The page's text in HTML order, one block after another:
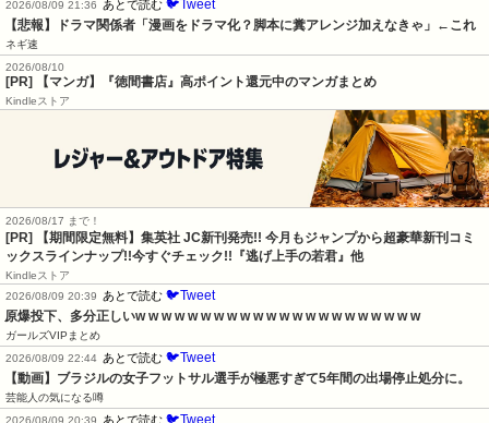
2026/08/09 21:36
あとで読む 🐦Tweet
【悲報】ドラマ関係者「漫画をドラマ化？脚本に糞アレンジ加えなきゃ」←これ
ネギ速
2026/08/10
[PR] 【マンガ】『徳間書店』高ポイント還元中のマンガまとめ
Kindleストア
2026/08/17 まで！
[PR] 【期間限定無料】集英社 JC新刊発売!! 今月もジャンプから超豪華新刊コミ
ックスラインナップ!!今すぐチェック!!『逃げ上手の若君』他
Kindleストア
2026/08/09 20:39
あとで読む 🐦Tweet
原爆投下、多分正しいw w w w w w w w w w w w w w w w w w w w w w
ガールズVIPまとめ
2026/08/09 22:44 あとで読む 🐦Tweet
【動画】ブラジルの女子フットサル選手が極悪すぎて5年間の出場停止処分に。
芸能人の気になる噂
2026/08/09 20:39
あとで読む 🐦Tweet